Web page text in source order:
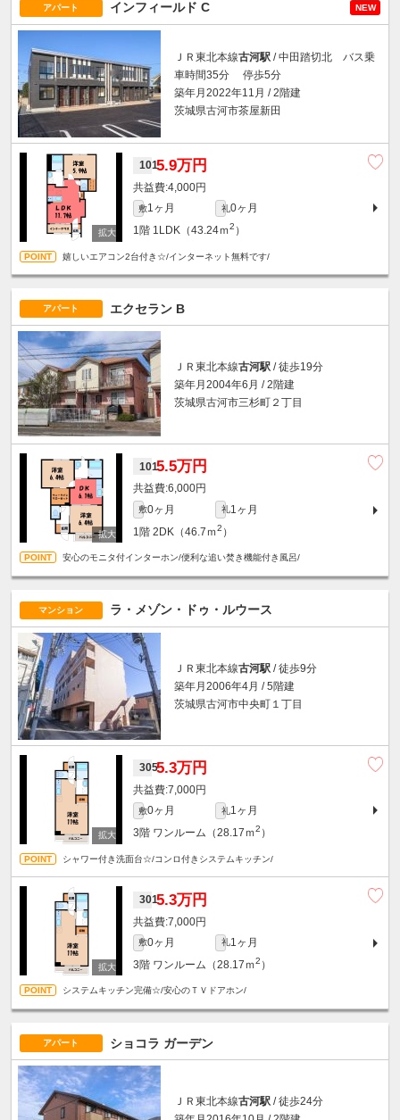
アパート インフィールド C NEW
ＪＲ東北本線古河駅 / 中田踏切北 バス乗
車時間35分 停歩5分
築年月2022年11月 / 2階建
茨城県古河市茶屋新田
1015.9万円
4,000円
敷1ヶ月 礼0ヶ月
1階 1LDK（43.24ｍ2 ）
嬉しいエアコン2台付き☆/インターネット無料です/
アパート エクセラン B
ＪＲ東北本線古河駅 / 徒歩19分
築年月2004年6月 / 2階建
茨城県古河市三杉町２丁目
1015.5万円
6,000円
敷0ヶ月 礼1ヶ月
1階 2DK（46.7ｍ2 ）
安心のモニタ付インターホン/便利な追い焚き機能付き風呂/
マンション ラ・メゾン・ドゥ・ルウース
ＪＲ東北本線古河駅 / 徒歩9分
築年月2006年4月 / 5階建
茨城県古河市中央町１丁目
3055.3万円
7,000円
敷0ヶ月 礼1ヶ月
3階 ワンルーム（28.17ｍ2 ）
シャワー付き洗面台☆/コンロ付きシステムキッチン/
3015.3万円
7,000円
敷0ヶ月 礼1ヶ月
3階 ワンルーム（28.17ｍ2 ）
システムキッチン完備☆/安心のＴＶドアホン/
アパート ショコラ ガーデン
ＪＲ東北本線古河駅 / 徒歩24分